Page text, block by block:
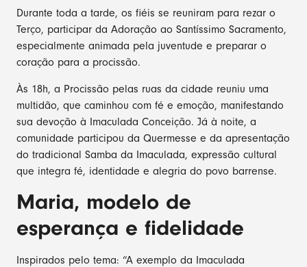
Durante toda a tarde, os fiéis se reuniram para rezar o
Terço, participar da Adoração ao Santíssimo Sacramento,
especialmente animada pela juventude e preparar o
coração para a procissão.
Às 18h, a Procissão pelas ruas da cidade reuniu uma
multidão, que caminhou com fé e emoção, manifestando
sua devoção à Imaculada Conceição. Já à noite, a
comunidade participou da Quermesse e da apresentação
do tradicional Samba da Imaculada, expressão cultural
que integra fé, identidade e alegria do povo barrense.
Maria, modelo de
esperança e fidelidade
Inspirados pelo tema: “A exemplo da Imaculada